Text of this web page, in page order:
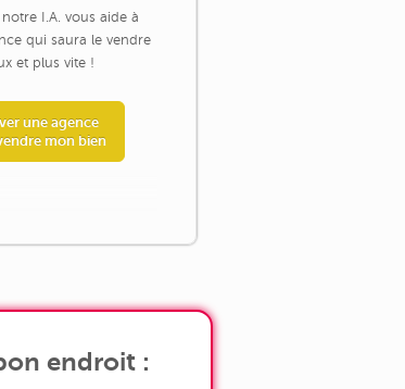
I.A. vous aide à
qui saura le vendre
et plus vite !
une agence
mon bien
endroit :